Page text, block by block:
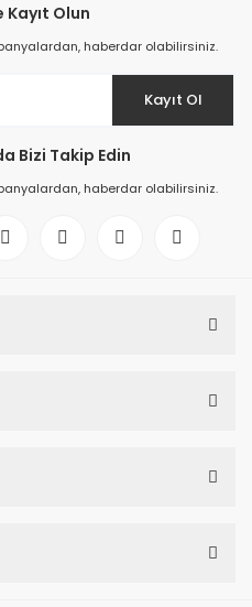
Olun
haberdar olabilirsiniz.
Kayıt Ol
Bizi Takip Edin
haberdar olabilirsiniz.